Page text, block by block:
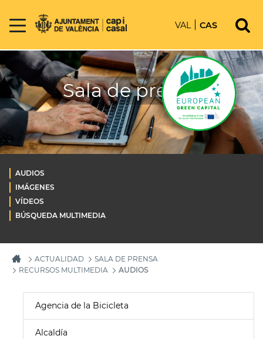
VAL CAS
Sala de prensa
AUDIOS
IMÁGENES
VÍDEOS
BÚSQUEDA MULTIMEDIA
ACTUALIDAD
SALA DE PRENSA
RECURSOS MULTIMEDIA
AUDIOS
Agencia de la Bicicleta
Alcaldía